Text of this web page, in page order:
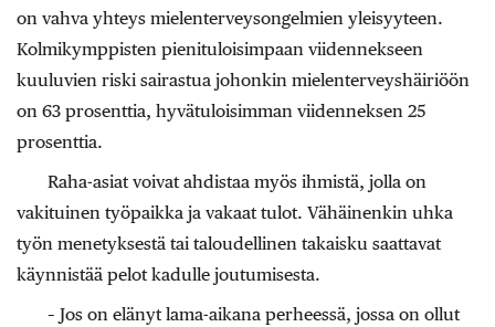
on vahva yhteys mielenterveysongelmien yleisyyteen.
Kolmikymppisten pienituloisimpaan viidennekseen
kuuluvien riski sairastua johonkin mielenterveyshäiriöön
on 63 prosenttia, hyvätuloisimman viidenneksen 25
prosenttia.
Raha-asiat voivat ahdistaa myös ihmistä, jolla on
vakituinen työpaikka ja vakaat tulot. Vähäinenkin uhka
työn menetyksestä tai taloudellinen takaisku saattavat
käynnistää pelot kadulle joutumisesta.
– Jos on elänyt lama-aikana perheessä, jossa on ollut